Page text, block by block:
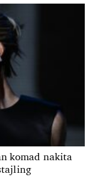
komad nakita